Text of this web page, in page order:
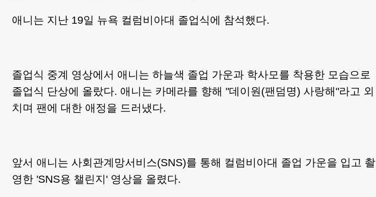
애니는 지난 19일 뉴욕 컬럼비아대 졸업식에 참석했다.
졸업식 중계 영상에서 애니는 하늘색 졸업 가운과 학사모를 착용한 모습으로
졸업식 단상에 올랐다. 애니는 카메라를 향해 "데이원(팬덤명) 사랑해"라고 외
치며 팬에 대한 애정을 드러냈다.
앞서 애니는 사회관계망서비스(SNS)를 통해 컬럼비아대 졸업 가운을 입고 촬
영한 'SNS용 챌린지' 영상을 올렸다.